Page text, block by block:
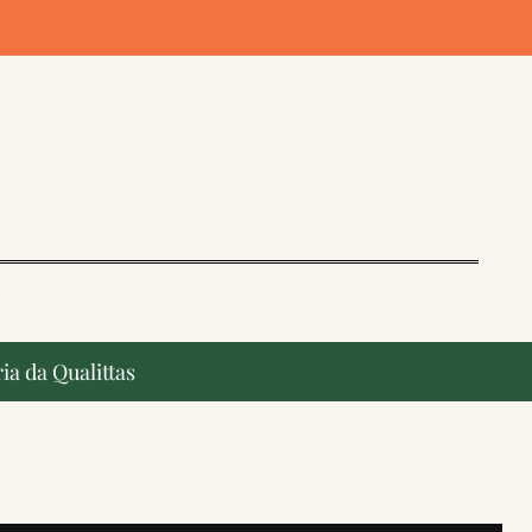
da Qualittasdestaque na imprensa